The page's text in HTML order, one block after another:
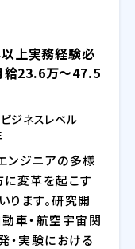
上実務経験必
23.6万～47.5
ビジネスレベル
ンジニアの多様
に変革を起こす
ます。研究開
車・航空宇宙関
・実験における